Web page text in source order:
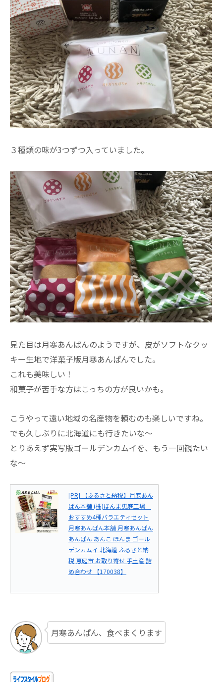
３種類の味が3つずつ入っていました。
見た目は月寒あんぱんのようですが、皮がソフトなクッ
キー生地で洋菓子版月寒あんぱんでした。
これも美味しい！
和菓子が苦手な方はこっちの方が良いかも。
こうやって遠い地域の名産物を頼むのも楽しいですね。
でも久しぶりに北海道にも行きたいな～
とりあえず実写版ゴールデンカムイを、もう一回観たい
な～
[PR] 【ふるさと納税】月寒あん
ぱん本舗 (株)ほんま恵庭工場
おすすめ4種バラエティセット
月寒あんぱん本舗 月寒あんぱん
あんぱん あんこ ほんま ゴール
デンカムイ 北海道 ふるさと納
税 恵庭市 お取り寄せ 手土産 詰
め合わせ 【170038】
月寒あんぱん、食べまくります